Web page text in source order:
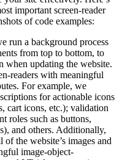
important screen-reader
of code examples:
run a background process
from top to bottom, to
when updating the website.
readers with meaningful
For example, we
for actionable icons
cart icons, etc.); validation
roles such as buttons,
and others. Additionally,
of the website’s images and
image-object-